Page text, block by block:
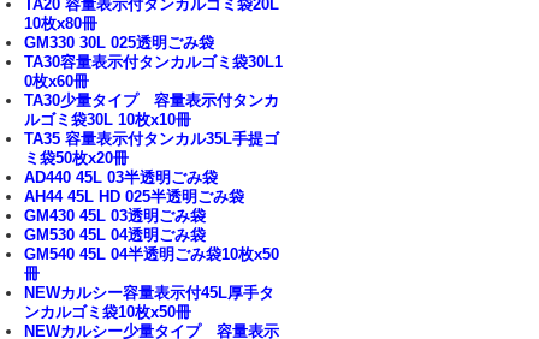
TA20 容量表示付タンカルゴミ袋20L
10枚x80冊
GM330 30L 025透明ごみ袋
TA30容量表示付タンカルゴミ袋30L1
0枚x60冊
TA30少量タイプ 容量表示付タンカ
ルゴミ袋30L 10枚x10冊
TA35 容量表示付タンカル35L手提ゴ
ミ袋50枚x20冊
AD440 45L 03半透明ごみ袋
AH44 45L HD 025半透明ごみ袋
GM430 45L 03透明ごみ袋
GM530 45L 04透明ごみ袋
GM540 45L 04半透明ごみ袋10枚x50
冊
NEWカルシー容量表示付45L厚手タ
ンカルゴミ袋10枚x50冊
NEWカルシー少量タイプ 容量表示